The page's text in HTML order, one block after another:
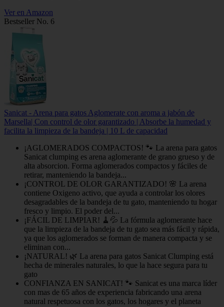
Ver en Amazon
Bestseller No. 6
Sanicat - Arena para gatos Aglomerate con aroma a jabón de
Marsella| Con control de olor garantizado | Absorbe la humedad y
facilita la limpieza de la bandeja | 10 L de capacidad
¡AGLOMERADOS COMPACTOS! 🐾 La arena para gatos
Sanicat clumping es arena aglomerante de grano grueso y de
alta absorcion. Forma aglomerados compactos y fáciles de
retirar, manteniendo la bandeja...
¡CONTROL DE OLOR GARANTIZADO! 🌸 La arena
contiene Oxigeno activo, que ayuda a controlar los olores
desagradables de la bandeja de tu gato, manteniendo tu hogar
fresco y limpio. El poder del...
¡FÁCIL DE LIMPIAR! 🧹💦 La fórmula aglomerante hace
que la limpieza de la bandeja de tu gato sea más fácil y rápida,
ya que los aglomerados se forman de manera compacta y se
eliminan con...
¡NATURAL! 🌿 La arena para gatos Sanicat Clumping está
hecha de minerales naturales, lo que la hace segura para tu
gato
CONFIANZA EN SANICAT! 🐾 Sanicat es una marca líder
con mas de 65 años de experiencia fabricando una arena
natural respetuosa con los gatos, los hogares y el planeta